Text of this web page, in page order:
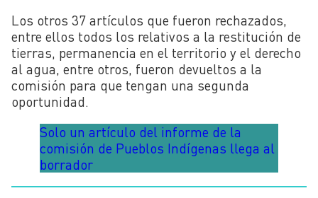
Los otros 37 artículos que fueron rechazados,
entre ellos todos los relativos a la restitución de
tierras, permanencia en el territorio y el derecho
al agua, entre otros, fueron devueltos a la
comisión para que tengan una segunda
oportunidad.
Solo un artículo del informe de la
comisión de Pueblos Indígenas llega al
borrador